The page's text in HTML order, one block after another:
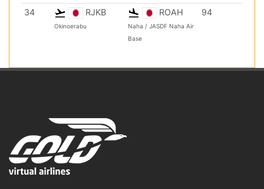
34 RJKB
Okinoerabu
ROAH
Naha / JASDF Naha Air
Base
94